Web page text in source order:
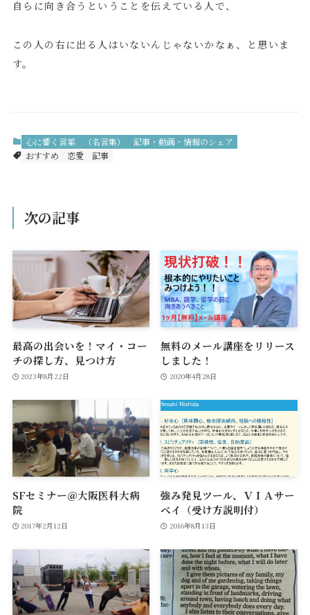
自らに向き合うということを伝えている人で、
この人の右に出る人はいないんじゃないかなぁ、と思いま
す。
心に響く言葉 （名言集）
記事・動画・情報のシェア
おすすめ
恋愛 記事
次の記事
最高の出会いを！マイ・コー
チの探し方、見つけ方
2023年8月22日
無料のメール講座をリリース
しました！
2020年4月28日
SFセミナー＠大阪医科大病
院
2017年2月12日
強み発見ツール、ＶＩＡサー
ベイ（受け方説明付）
2016年8月13日